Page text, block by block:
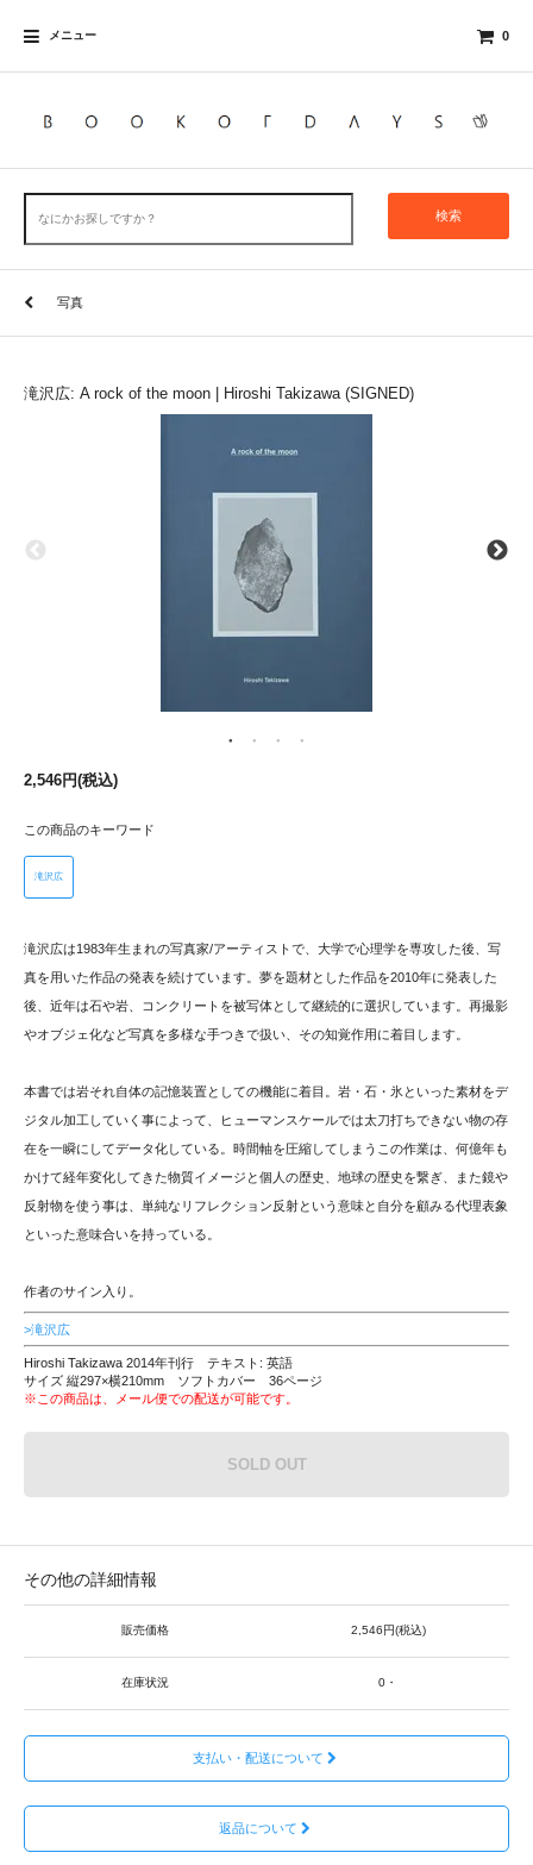
メニュー 0
検索
写真
滝沢広: A rock of the moon | Hiroshi Takizawa (SIGNED)
2,546円(税込)
この商品のキーワード
滝沢広
滝沢広は1983年生まれの写真家/アーティストで、大学で心理学を専攻した後、写
真を用いた作品の発表を続けています。夢を題材とした作品を2010年に発表した
後、近年は石や岩、コンクリートを被写体として継続的に選択しています。再撮影
やオブジェ化など写真を多様な手つきで扱い、その知覚作用に着目します。
本書では岩それ自体の記憶装置としての機能に着目。岩・石・氷といった素材をデ
ジタル加工していく事によって、ヒューマンスケールでは太刀打ちできない物の存
在を一瞬にしてデータ化している。時間軸を圧縮してしまうこの作業は、何億年も
かけて経年変化してきた物質イメージと個人の歴史、地球の歴史を繋ぎ、また鏡や
反射物を使う事は、単純なリフレクション反射という意味と自分を顧みる代理表象
といった意味合いを持っている。
作者のサイン入り。
>滝沢広
Hiroshi Takizawa 2014年刊行 テキスト: 英語
サイズ 縦297×横210mm ソフトカバー 36ページ
※この商品は、メール便での配送が可能です。
SOLD OUT
その他の詳細情報
販売価格 2,546円(税込)
在庫状況 0・
支払い・配送について
返品について